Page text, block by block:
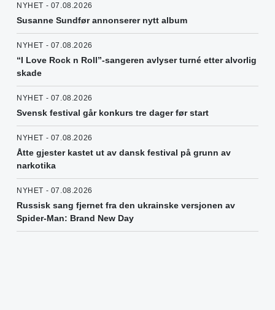
NYHET - 07.08.2026
Susanne Sundfør annonserer nytt album
NYHET - 07.08.2026
“I Love Rock n Roll”-sangeren avlyser turné etter alvorlig
skade
NYHET - 07.08.2026
Svensk festival går konkurs tre dager før start
NYHET - 07.08.2026
Åtte gjester kastet ut av dansk festival på grunn av
narkotika
NYHET - 07.08.2026
Russisk sang fjernet fra den ukrainske versjonen av
Spider-Man: Brand New Day